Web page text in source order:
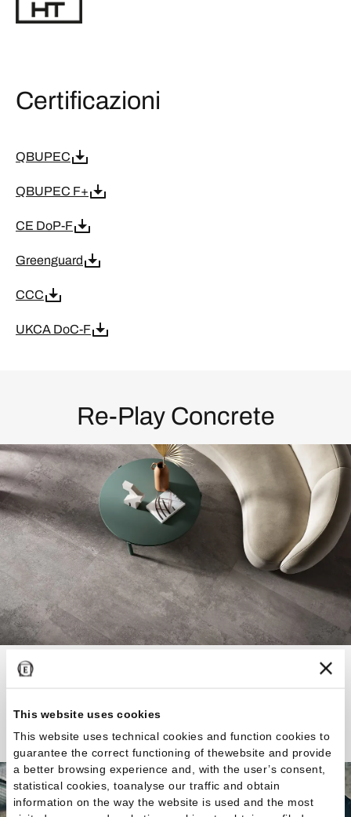
This website uses cookies
This website uses technical cookies and function cookies to
guarantee the correct functioning of thewebsite and provide
a better browsing experience and, with the user’s consent,
statistical cookies, toanalyse our traffic and obtain
information on the way the website is used and the most
Certificazioni
QBUPEC
QBUPEC F+
CE DoP-F
Greenguard
CCC
UKCA DoC-F
Re-Play Concrete
Scopri la Collezione